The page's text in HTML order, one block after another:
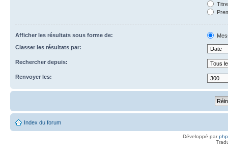
Afficher les résultats sous forme de:
Classer les résultats par:
Rechercher depuis:
Renvoyer les:
Index du forum
Développé par